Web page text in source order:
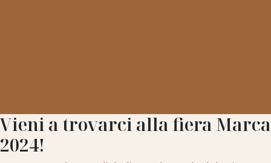
Vieni a trovarci alla fiera Marca
2024!